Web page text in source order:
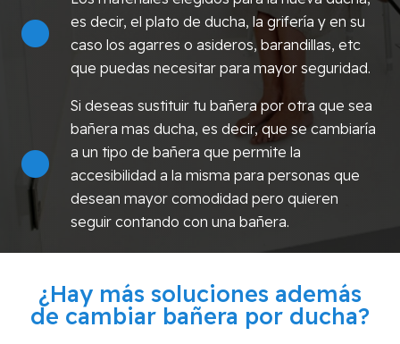
es decir, el plato de ducha, la grifería y en su
caso los agarres o asideros, barandillas, etc
que puedas necesitar para mayor seguridad.
Si deseas sustituir tu bañera por otra que sea
bañera mas ducha, es decir, que se cambiaría
a un tipo de bañera que permite la
accesibilidad a la misma para personas que
desean mayor comodidad pero quieren
seguir contando con una bañera.
¿Hay más soluciones además
de cambiar bañera por ducha?